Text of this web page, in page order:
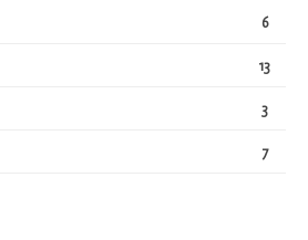
6
13
3
7